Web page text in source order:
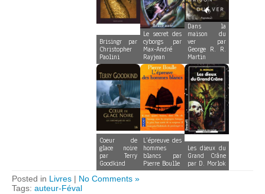
Brisingr par
Christopher
Paolini
Le secret des
cyborgs par
Max-André
Rayjean
Dans la
maison du
ver par
George R. R.
Martin
Coeur de
glace noire
par Terry
Goodkind
L’épreuve des
hommes
blancs par
Pierre Boulle
Les dieux du
Grand Crâne
par D. Morlok
Posted in Livres | No Comments »
Tags: auteur-Féval